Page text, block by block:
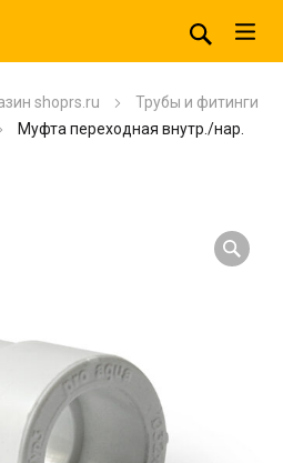
shoprs.ru
Трубы и фитинги
Муфта переходная внутр./нар.